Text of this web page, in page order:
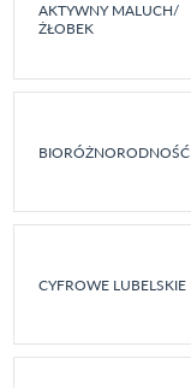
AKTYWNY MALUCH/
ŻŁOBEK
BIORÓŻNORODNOŚĆ
CYFROWE LUBELSKIE